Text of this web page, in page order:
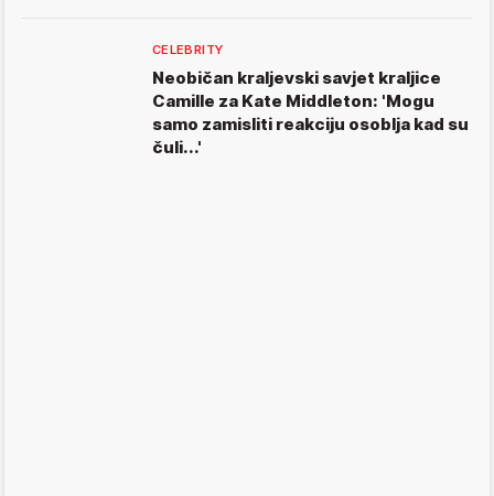
CELEBRITY
Neobičan kraljevski savjet kraljice
Camille za Kate Middleton: 'Mogu
samo zamisliti reakciju osoblja kad su
čuli...'